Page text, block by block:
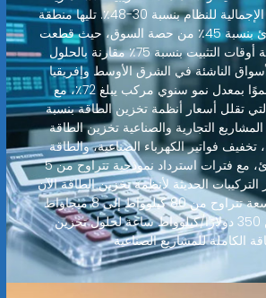
التي تقلل التكاليف الإجمالية للنظام بنسبة 30-48٪. تليها منطقة
آسيا والمحيط الهادئ بنسبة 45٪ من حصة السوق، حيث قطعت
التصاميم المعيارية أوقات التثبيت بنسبة 75٪ مقارنة بالحلول
الناشئة في الشرق الأوسط وإفريقيا
أسرع المناطق نموًا بمعدل نمو سنوي مركب يبلغ 72٪، مع
التي تقلل أسعار أنظمة تخزين الطاقة بنسبة
المشاريع التجارية والصناعية تخزين الطاقة
تخفيف فواتير الكهرباء الصناعية، والطاقة
الاحتياطية للطوارئ، مع فترات استرداد نموذجية تتراوح من 5
التركيبات الحديثة لأنظمة تخزين الطاقة الآن
بأنظمة متكاملة بسعة تتراوح من 80 كيلوواط إلى 8 ميجاواط
بتكاليف أقل من 350 دولارًا/كيلوواط ساعة لحلول تخزين